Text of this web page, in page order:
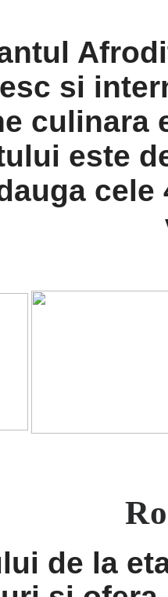
si
culinara
este
de la